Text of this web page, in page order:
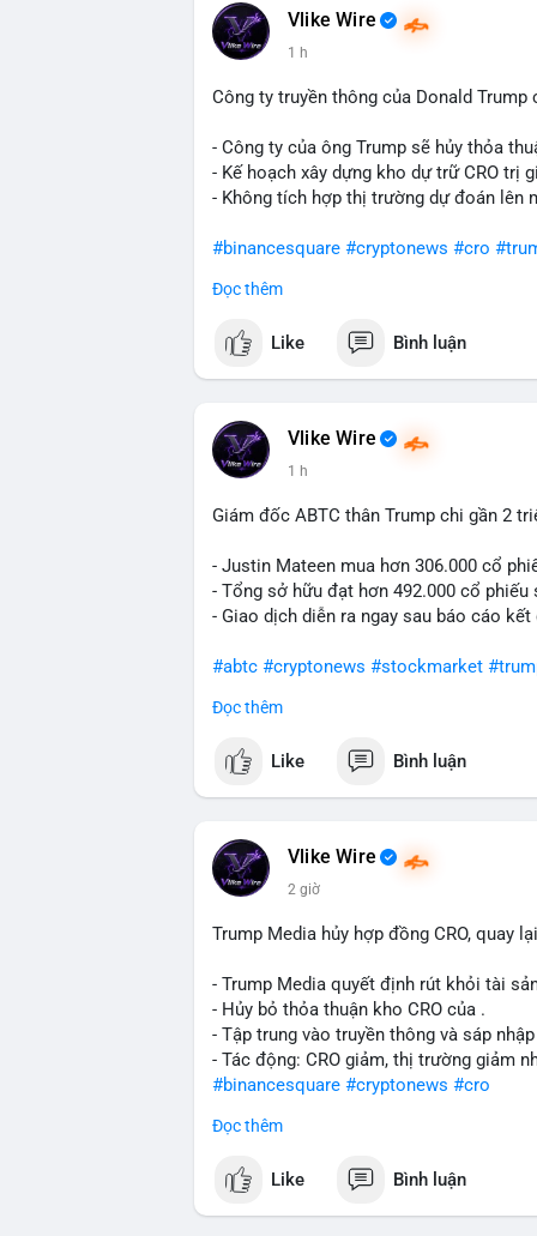
dò thanh khoản thị trường trước khi có
Lời khuyên cho nhà đầu tư nhỏ lẻ:
dịch tương tự trong 24 giờ tới, khả năng
#12dot1btc #786kusd #dichuyenvinuong
Vlike Wire
1 h
Công ty truyền thông của Donald
- Công ty của ông Trump sẽ hủy thỏa
- Kế hoạch xây dựng kho dự trữ CRO trị
- Không tích hợp thị trường dự đoán lên
#binancesquare #cryptonews #cro
$cro
#vlikevn #titanbot
Đọc thêm
Like Bình luận
Vlike Wire
1 h
Giám đốc ABTC thân Trump chi gần 2
- Justin Mateen mua hơn 306.000 cổ
- Tổng sở hữu đạt hơn 492.000 cổ phiếu
- Giao dịch diễn ra ngay sau báo cáo
#abtc #cryptonews #stockmarket
$btc $eth
#vlikevn #titanbot
Đọc thêm
Like Bình luận
Vlike Wire
2 giờ
Trump Media hủy hợp đồng CRO, quay
- Trump Media quyết định rút khỏi tài
- Hủy bỏ thỏa thuận kho CRO của .
- Tập trung vào truyền thông và sáp
- Tác động: CRO giảm, thị trường giảm
#binancesquare #cryptonews #cro
$cro
#vlikevn #titanbot
Đọc thêm
Like Bình luận